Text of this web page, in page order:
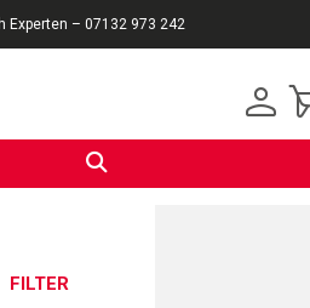
Experten – 07132 973 242
FILTER